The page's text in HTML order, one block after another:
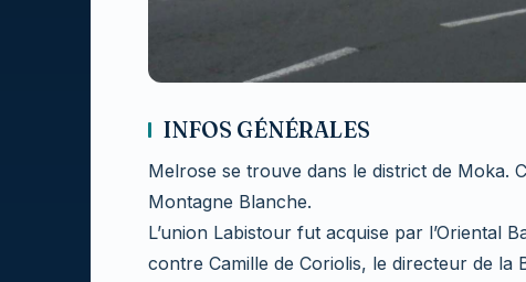
INFOS GÉNÉRALES
Melrose se trouve dans le district de Moka.
Montagne Blanche.
L’union Labistour fut acquise par l’Oriental
contre Camille de Coriolis, le directeur de la